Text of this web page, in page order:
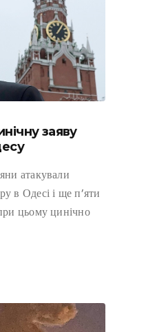
заяву
атакували
в Одесі і ще п’яти
цьому цинічно